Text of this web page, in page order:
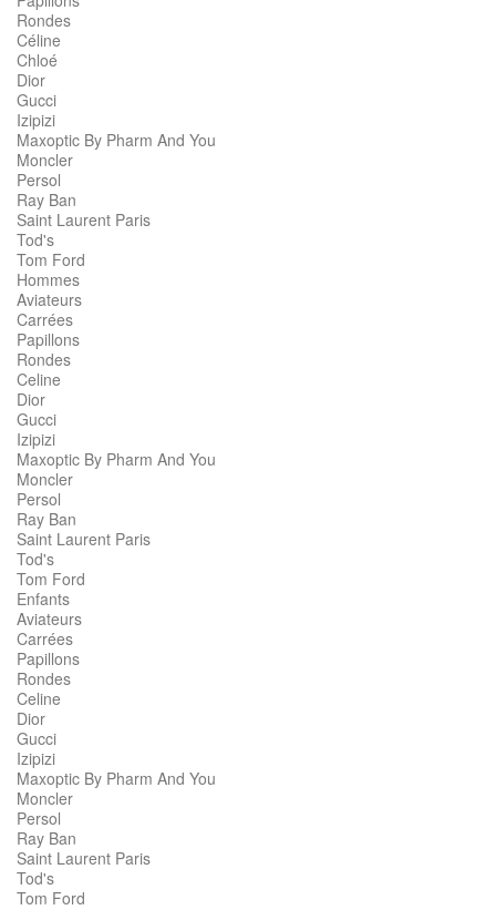
Rondes
Céline
Chloé
Dior
Gucci
Izipizi
Maxoptic By Pharm And You
Moncler
Persol
Ray Ban
Saint Laurent Paris
Tod's
Tom Ford
Hommes
Aviateurs
Carrées
Papillons
Rondes
Celine
Dior
Gucci
Izipizi
Maxoptic By Pharm And You
Moncler
Persol
Ray Ban
Saint Laurent Paris
Tod's
Tom Ford
Enfants
Aviateurs
Carrées
Papillons
Rondes
Celine
Dior
Gucci
Izipizi
Maxoptic By Pharm And You
Moncler
Persol
Ray Ban
Saint Laurent Paris
Tod's
Tom Ford